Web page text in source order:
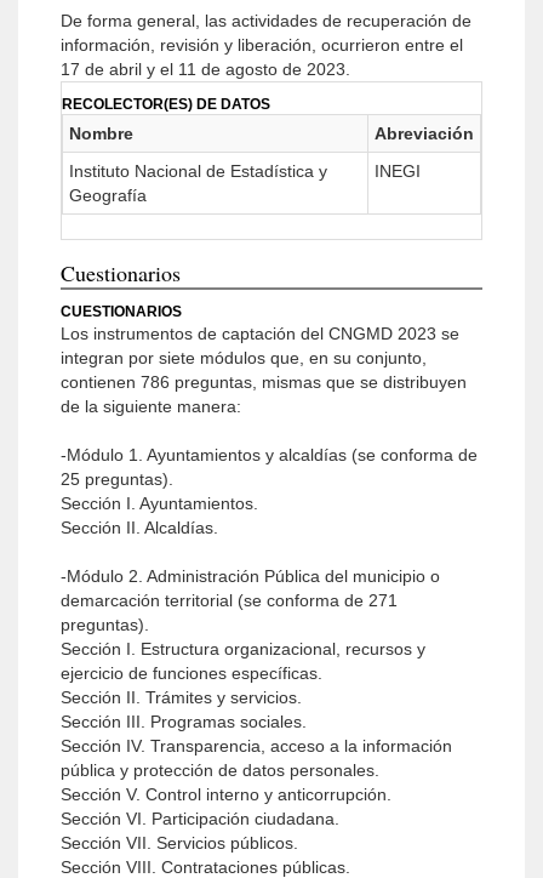
De forma general, las actividades de recuperación de
información, revisión y liberación, ocurrieron entre el
17 de abril y el 11 de agosto de 2023.
RECOLECTOR(ES) DE DATOS
Nombre
Abreviación
Instituto Nacional de Estadística y
Geografía
INEGI
Cuestionarios
CUESTIONARIOS
Los instrumentos de captación del CNGMD 2023 se
integran por siete módulos que, en su conjunto,
contienen 786 preguntas, mismas que se distribuyen
de la siguiente manera:
-Módulo 1. Ayuntamientos y alcaldías (se conforma de
25 preguntas).
Sección I. Ayuntamientos.
Sección II. Alcaldías.
-Módulo 2. Administración Pública del municipio o
demarcación territorial (se conforma de 271
preguntas).
Sección I. Estructura organizacional, recursos y
ejercicio de funciones específicas.
Sección II. Trámites y servicios.
Sección III. Programas sociales.
Sección IV. Transparencia, acceso a la información
pública y protección de datos personales.
Sección V. Control interno y anticorrupción.
Sección VI. Participación ciudadana.
Sección VII. Servicios públicos.
Sección VIII. Contrataciones públicas.